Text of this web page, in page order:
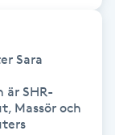
Sara
är SHR-
Massör och